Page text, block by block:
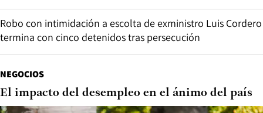
Robo con intimidación a escolta de exministro Luis Cordero
termina con cinco detenidos tras persecución
NEGOCIOS
El impacto del desempleo en el ánimo del país